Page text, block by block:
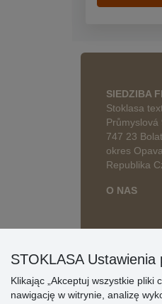
SIEDZIBA
Stoklasa
Průmyslová
747 23
okres Opava
Republika
O NAS
STOKLASA Ustawienia
Klikając „Akceptuj wszystkie pliki
nawigację w witrynie, analizę